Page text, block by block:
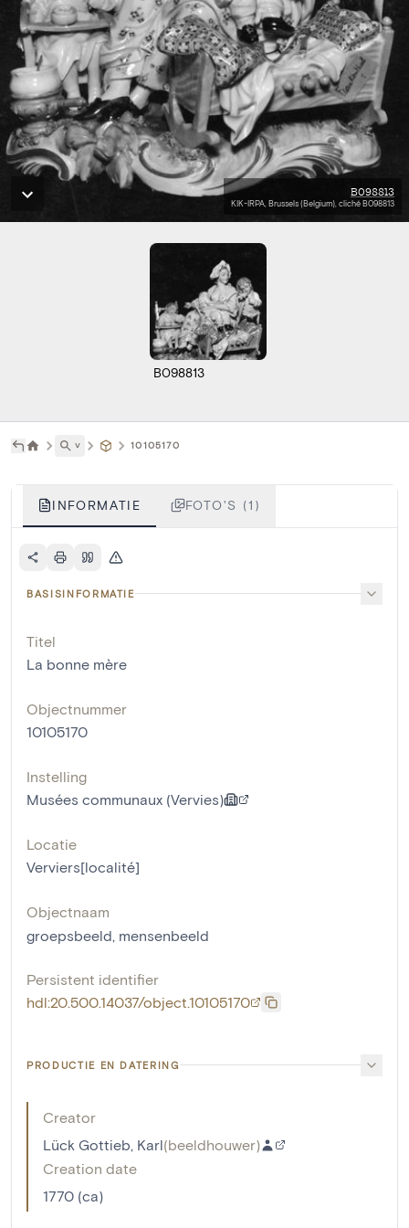
B098813
KIK-IRPA, Brussels (Belgium), cliché B098813
B098813
˅ 10105170
INFORMATIE FOTO'S (1)
BASISINFORMATIE
Titel
La bonne mère
Objectnummer
10105170
Instelling
Musées communaux (Vervies)
Locatie
Verviers[localité]
Objectnaam
groepsbeeld mensenbeeld
Persistent identifier
hdl:20.500.14037/object.10105170
PRODUCTIE EN DATERING
Creator
Lück Gottieb, Karl(beeldhouwer)
Creation date
1770 (ca)